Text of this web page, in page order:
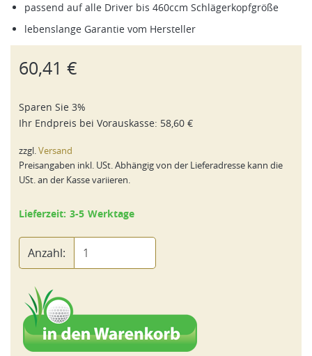
passend auf alle Driver bis 460ccm Schlägerkopfgröße
lebenslange Garantie vom Hersteller
60,41 €
Sparen Sie 3%
Ihr Endpreis bei Vorauskasse: 58,60 €
zzgl.Versand
Preisangaben inkl. USt. Abhängig von der Lieferadresse kann die
USt. an der Kasse variieren.
Lieferzeit: 3-5 Werktage
Anzahl: